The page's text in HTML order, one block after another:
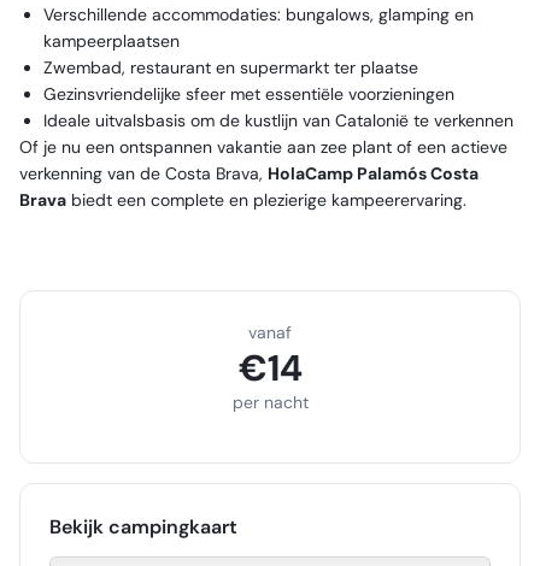
Verschillende accommodaties: bungalows, glamping en
kampeerplaatsen
Zwembad, restaurant en supermarkt ter plaatse
Gezinsvriendelijke sfeer met essentiële voorzieningen
Ideale uitvalsbasis om de kustlijn van Catalonië te verkennen
Of je nu een ontspannen vakantie aan zee plant of een actieve
verkenning van de Costa Brava, HolaCamp Palamós Costa
Brava biedt een complete en plezierige kampeerervaring.
vanaf
€14
per nacht
Bekijk campingkaart